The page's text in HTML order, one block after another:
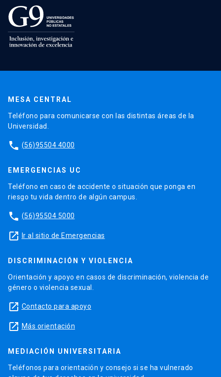
MESA CENTRAL
Teléfono para comunicarse con las distintas áreas de la
Universidad.
phone (56)95504 4000
EMERGENCIAS UC
Teléfono en caso de accidente o situación que ponga en
riesgo tu vida dentro de algún campus.
phone (56)95504 5000
launch Ir al sitio de Emergencias
DISCRIMINACIÓN Y VIOLENCIA
Orientación y apoyo en casos de discriminación, violencia de
género o violencia sexual.
launch Contacto para apoyo
launch Más orientación
MEDIACIÓN UNIVERSITARIA
Teléfonos para orientación y consejo si se ha vulnerado